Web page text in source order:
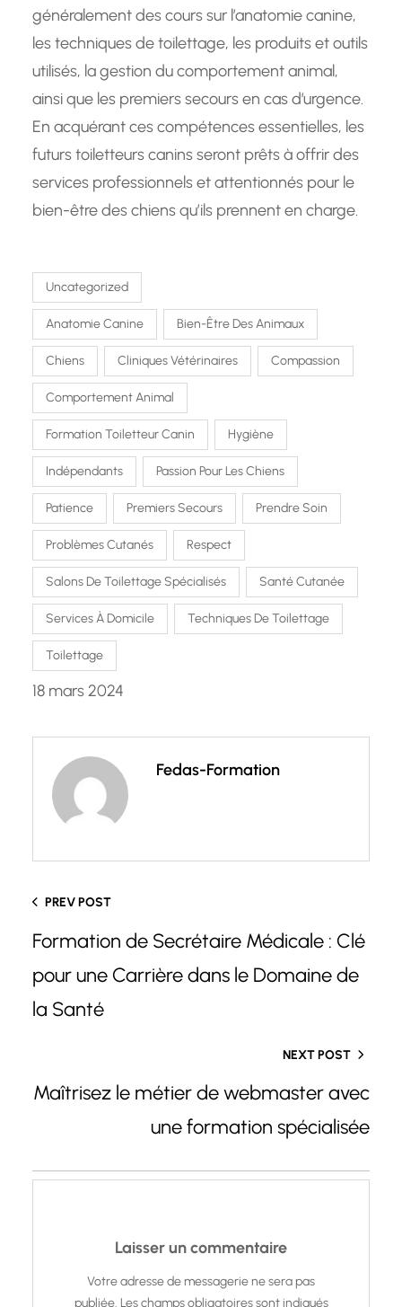
généralement des cours sur l’anatomie canine,
les techniques de toilettage, les produits et outils
utilisés, la gestion du comportement animal,
ainsi que les premiers secours en cas d’urgence.
En acquérant ces compétences essentielles, les
futurs toiletteurs canins seront prêts à offrir des
services professionnels et attentionnés pour le
bien-être des chiens qu’ils prennent en charge.
Uncategorized
Anatomie Canine Bien-Être Des Animaux
Chiens Cliniques Vétérinaires Compassion
Comportement Animal
Formation Toiletteur Canin Hygiène
Indépendants Passion Pour Les Chiens
Patience Premiers Secours Prendre Soin
Problèmes Cutanés Respect
Salons De Toilettage Spécialisés Santé Cutanée
Services À Domicile Techniques De Toilettage
Toilettage
18 mars 2024
Fedas-Formation
PREV POST
Formation de Secrétaire Médicale : Clé
pour une Carrière dans le Domaine de
la Santé
NEXT POST
Maîtrisez le métier de webmaster avec
une formation spécialisée
Laisser un commentaire
Votre adresse de messagerie ne sera pas
publiée. Les champs obligatoires sont indiqués